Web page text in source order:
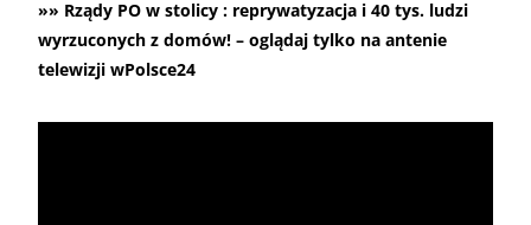
»» Rządy PO w stolicy : reprywatyzacja i 40 tys. ludzi
wyrzuconych z domów! – oglądaj tylko na antenie
telewizji wPolsce24